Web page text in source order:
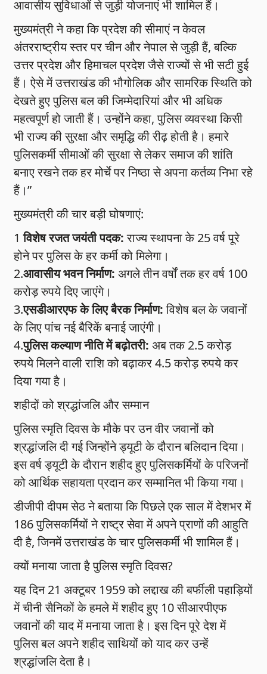
आवासीय सुविधाओं से जुड़ी योजनाएं भी शामिल हैं।
मुख्यमंत्री ने कहा कि प्रदेश की सीमाएं न केवल
अंतरराष्ट्रीय स्तर पर चीन और नेपाल से जुड़ी हैं, बल्कि
उत्तर प्रदेश और हिमाचल प्रदेश जैसे राज्यों से भी सटी हुई
हैं। ऐसे में उत्तराखंड की भौगोलिक और सामरिक स्थिति को
देखते हुए पुलिस बल की जिम्मेदारियां और भी अधिक
महत्वपूर्ण हो जाती हैं। उन्होंने कहा, पुलिस व्यवस्था किसी
भी राज्य की सुरक्षा और समृद्धि की रीढ़ होती है। हमारे
पुलिसकर्मी सीमाओं की सुरक्षा से लेकर समाज की शांति
बनाए रखने तक हर मोर्चे पर निष्ठा से अपना कर्तव्य निभा रहे
हैं।”
मुख्यमंत्री की चार बड़ी घोषणाएं:
1विशेष रजत जयंती पदक:राज्य स्थापना के 25 वर्ष पूरे
होने पर पुलिस के हर कर्मी को मिलेगा।
2.आवासीय भवन निर्माण: अगले तीन वर्षों तक हर वर्ष 100
करोड़ रुपये दिए जाएंगे।
3.एसडीआरएफ के लिए बैरक निर्माण:विशेष बल के जवानों
के लिए पांच नई बैरिकें बनाई जाएंगी।
4.पुलिस कल्याण नीति में बढ़ोतरी: अब तक 2.5 करोड़
रुपये मिलने वाली राशि को बढ़ाकर 4.5 करोड़ रुपये कर
दिया गया है।
शहीदों को श्रद्धांजलि और सम्मान
पुलिस स्मृति दिवस के मौके पर उन वीर जवानों को
श्रद्धांजलि दी गई जिन्होंने ड्यूटी के दौरान बलिदान दिया।
इस वर्ष ड्यूटी के दौरान शहीद हुए पुलिसकर्मियों के परिजनों
को आर्थिक सहायता प्रदान कर सम्मानित भी किया गया।
डीजीपी दीपम सेठ ने बताया कि पिछले एक साल में देशभर में
186 पुलिसकर्मियों ने राष्ट्र सेवा में अपने प्राणों की आहुति
दी है, जिनमें उत्तराखंड के चार पुलिसकर्मी भी शामिल हैं।
क्यों मनाया जाता है पुलिस स्मृति दिवस?
यह दिन 21 अक्टूबर 1959 को लद्दाख की बर्फीली पहाड़ियों
में चीनी सैनिकों के हमले में शहीद हुए 10 सीआरपीएफ
जवानों की याद में मनाया जाता है। इस दिन पूरे देश में
पुलिस बल अपने शहीद साथियों को याद कर उन्हें
श्रद्धांजलि देता है।